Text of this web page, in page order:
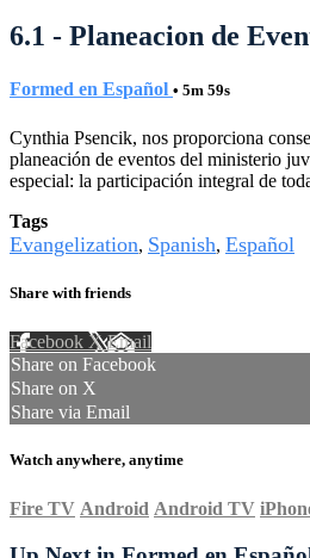
6.1 - Planeacion de
Formed en Español • 5m 59s
Cynthia Psencik, nos proporciona
planeación de eventos del ministerio
especial: la participación integral de
Tags
Evangelization, Spanish, Español
Share with friends
Facebook XEmail
Share on Facebook
Share on X
Share via Email
Watch anywhere, anytime
Fire TV Android Android TV